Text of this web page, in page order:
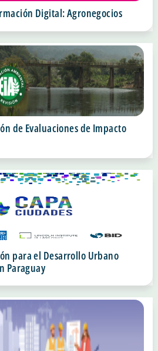
Digital: Agronegocios
de Evaluaciones de Impacto
para el Desarrollo Urbano
Paraguay